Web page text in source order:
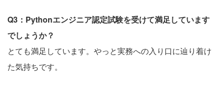
Q3：Pythonエンジニア認定試験を受けて満足しています
でしょうか？
とても満足しています。やっと実務への入り口に辿り着け
た気持ちです。